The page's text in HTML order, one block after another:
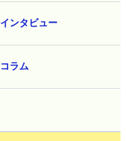
インタビュー
コラム